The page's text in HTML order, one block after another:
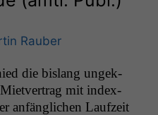
Rauber
die bis­lang ungek­
Mietver­trag mit index­
anfänglichen Laufzeit